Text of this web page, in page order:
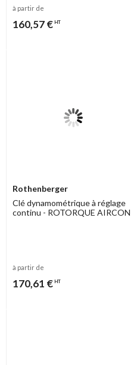
à partir de
160,57 € HT
Rothenberger
Clé dynamométrique à réglage
continu - ROTORQUE AIRCON
à partir de
170,61 € HT